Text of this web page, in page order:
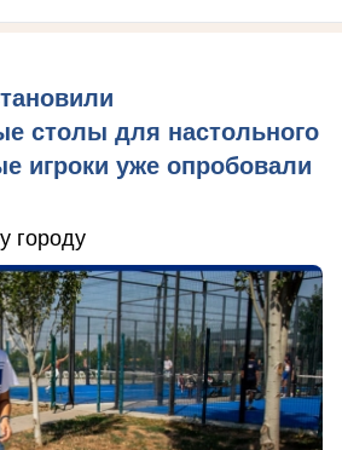
столы для настольного
игроки уже опробовали
городу